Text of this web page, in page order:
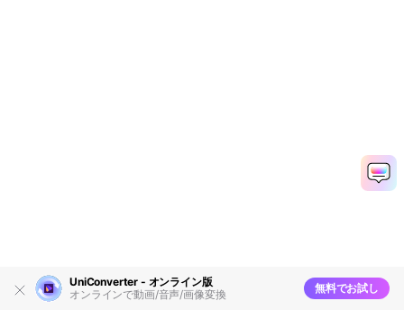
UniConverter - オンライン版
オンラインで動画/音声/画像変換
無料でお試し